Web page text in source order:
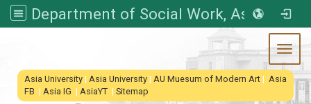
Department of Social Work, Asia University
::: Asia University | Asia University | AU Muesum of Modern Art | Asia
FB | Asia IG | AsiaYT | Sitemap